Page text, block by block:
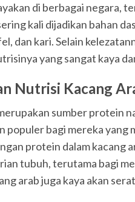
di berbagai negara,
kali dijadikan bahan
dan kari. Selain
yang sangat kaya
Nutrisi Kacang
sumber protein
populer bagi mereka
protein dalam kacang
tubuh, terutama bagi
arab juga kaya akan